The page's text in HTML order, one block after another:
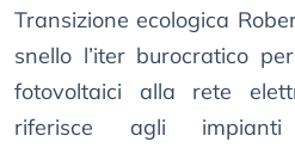
Transizione ecologica
snello l’iter burocratico
fotovoltaici alla rete
riferisce agli impianti